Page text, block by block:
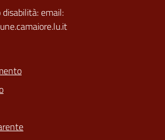
email: